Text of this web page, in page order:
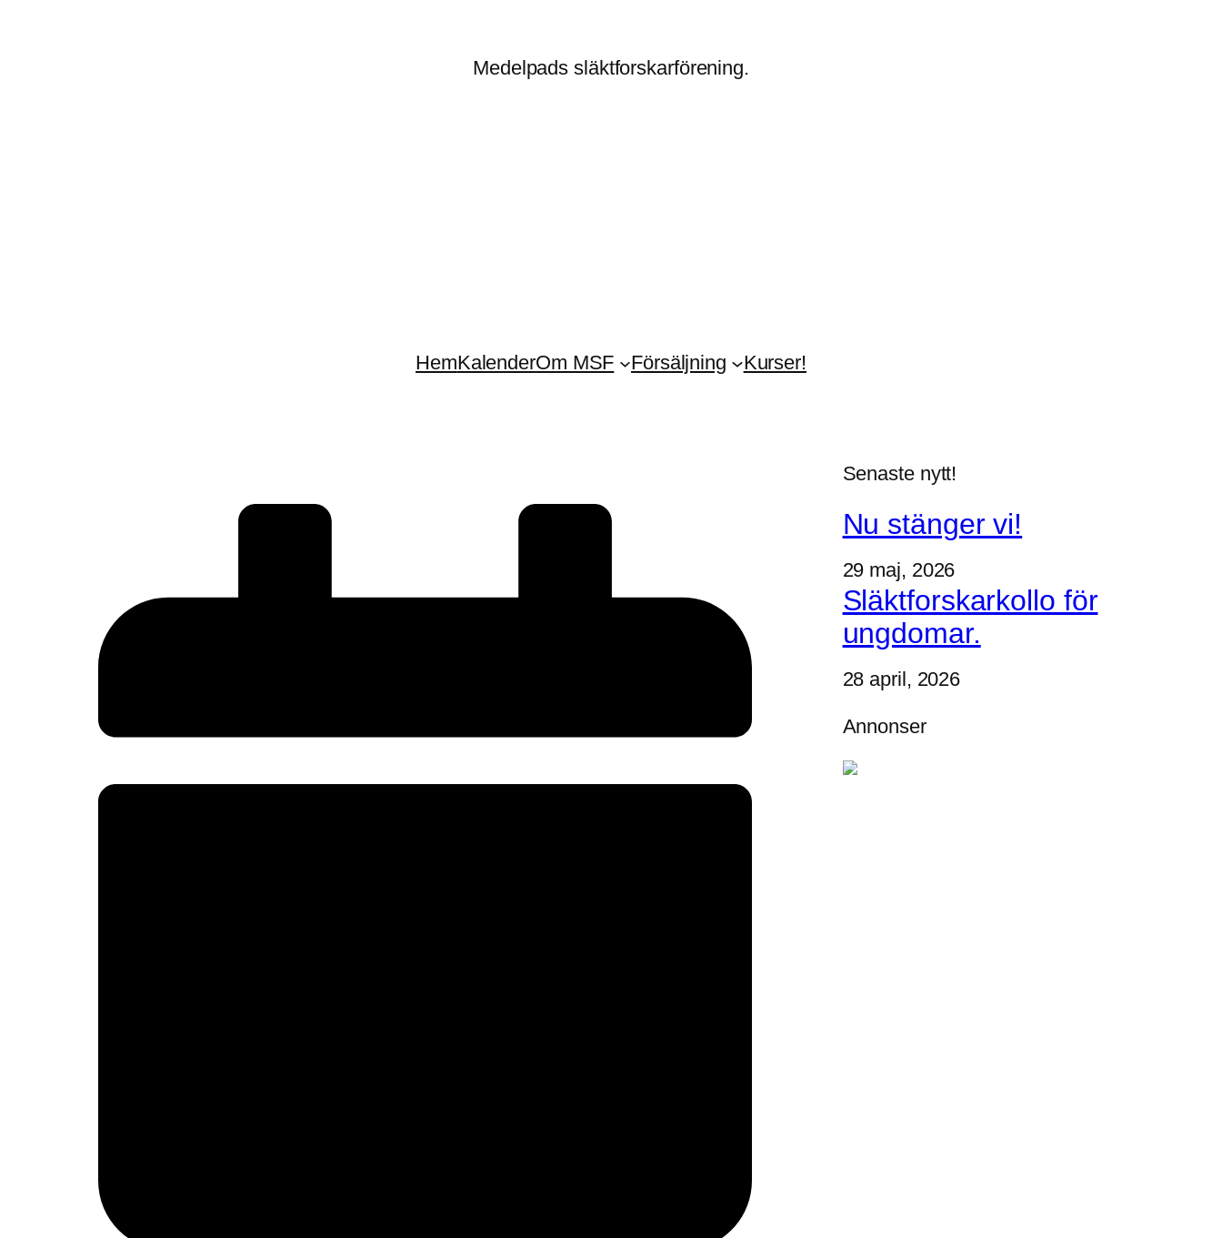
Medelpads släktforskarförening.
HemKalenderOm MSF Försäljning Kurser!
Senaste nytt!
Nu stänger vi!
29 maj, 2026
Släktforskarkollo för
ungdomar.
28 april, 2026
Annonser